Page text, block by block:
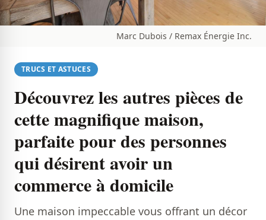
Marc Dubois / Remax Énergie Inc.
TRUCS ET ASTUCES
Découvrez les autres pièces de
cette magnifique maison,
parfaite pour des personnes
qui désirent avoir un
commerce à domicile
Une maison impeccable vous offrant un décor